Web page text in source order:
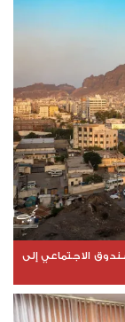
الاجتماعي إلى